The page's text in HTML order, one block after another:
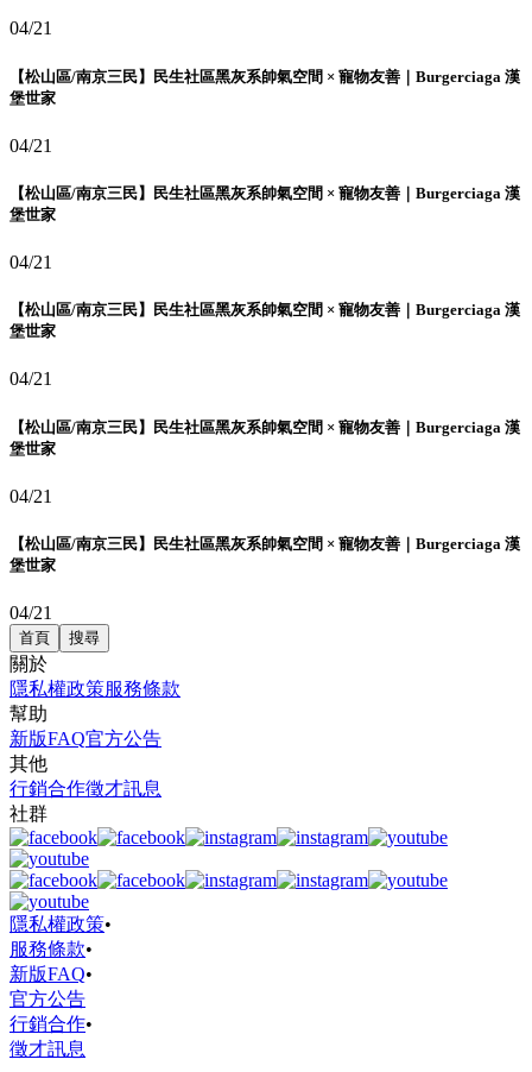
04/21
【松山區/南京三民】民生社區黑灰系帥氣空間 × 寵物友善｜Burgerciaga 漢
堡世家
04/21
【松山區/南京三民】民生社區黑灰系帥氣空間 × 寵物友善｜Burgerciaga 漢
堡世家
04/21
【松山區/南京三民】民生社區黑灰系帥氣空間 × 寵物友善｜Burgerciaga 漢
堡世家
04/21
【松山區/南京三民】民生社區黑灰系帥氣空間 × 寵物友善｜Burgerciaga 漢
堡世家
04/21
【松山區/南京三民】民生社區黑灰系帥氣空間 × 寵物友善｜Burgerciaga 漢
堡世家
04/21
首頁 搜尋
關於
隱私權政策服務條款
幫助
新版FAQ官方公告
其他
行銷合作徵才訊息
社群
隱私權政策•
服務條款•
新版FAQ•
官方公告
行銷合作•
徵才訊息